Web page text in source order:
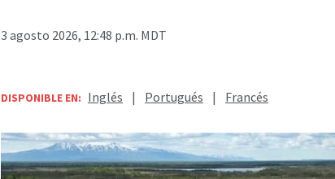
3 agosto 2026, 12:48 p.m. MDT
DISPONIBLE EN: Inglés | Portugués | Francés